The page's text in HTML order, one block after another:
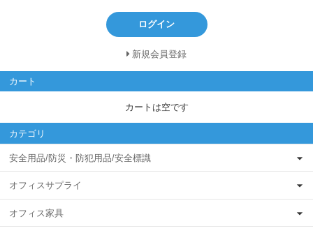
ログイン
新規会員登録
カート
カートは空です
カテゴリ
安全用品/防災・防犯用品/安全標識
オフィスサプライ
オフィス家具